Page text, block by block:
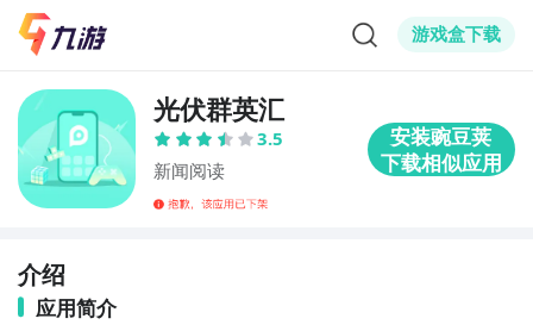
游戏盒下载
光伏群英汇
3.5
新闻阅读
介绍
应用简介